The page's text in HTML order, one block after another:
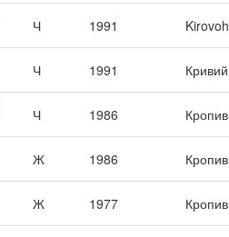
Ч 1991
Ч 1991 Кривий
Ч 1986
Ж 1986
Ж 1977